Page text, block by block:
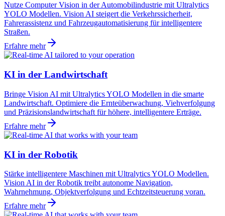
Nutze Computer Vision in der Automobilindustrie mit Ultralytics
YOLO Modellen. Vision AI steigert die Verkehrssicherheit,
Fahrerassistenz und Fahrzeugautomatisierung für intelligentere
Straßen.
Erfahre mehr
KI in der Landwirtschaft
Bringe Vision AI mit Ultralytics YOLO Modellen in die smarte
Landwirtschaft. Optimiere die Ernteüberwachung, Viehverfolgung
und Präzisionslandwirtschaft für höhere, intelligentere Erträge.
Erfahre mehr
KI in der Robotik
Stärke intelligentere Maschinen mit Ultralytics YOLO Modellen.
Vision AI in der Robotik treibt autonome Navigation,
Wahrnehmung, Objektverfolgung und Echtzeitsteuerung voran.
Erfahre mehr